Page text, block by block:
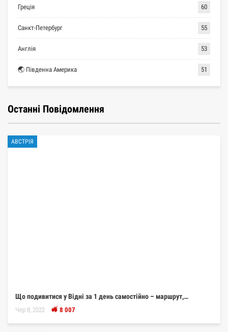
Греція 60
Санкт-Петербург 55
Англія 53
🌏 Південна Америка 51
Останні Повідомлення
АВСТРІЯ
Що подивитися у Відні за 1 день самостійно – маршрут,…
Чер 8, 2022 8 007